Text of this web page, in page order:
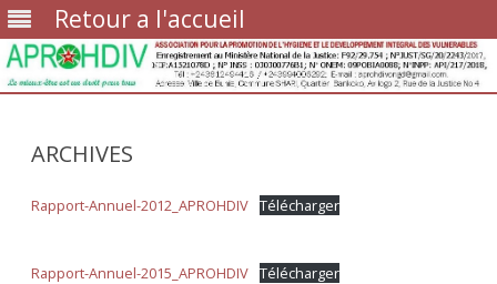
Retour a l'accueil
ARCHIVES
Rapport-Annuel-2012_APROHDIV Télécharger
Rapport-Annuel-2015_APROHDIV Télécharger